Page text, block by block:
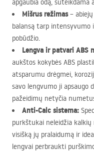
apgaubia odą,
Mišrus režimas–
balansą tarp intensyvumo
pobūdžio.
Lengva ir patvari ABS
aukštos kokybės ABS
atsparumu drėgmei,
savo lengvumo ji apsaugo
pažeidimų netyčia
Anti-Calc sistema:
purkštukai neleidžia
visišką jų pralaidumą ir
lengvai perbraukti